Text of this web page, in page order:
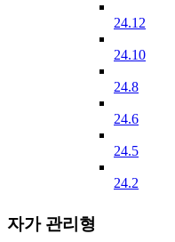
24.12
24.10
24.8
24.6
24.5
24.2
자가 관리형